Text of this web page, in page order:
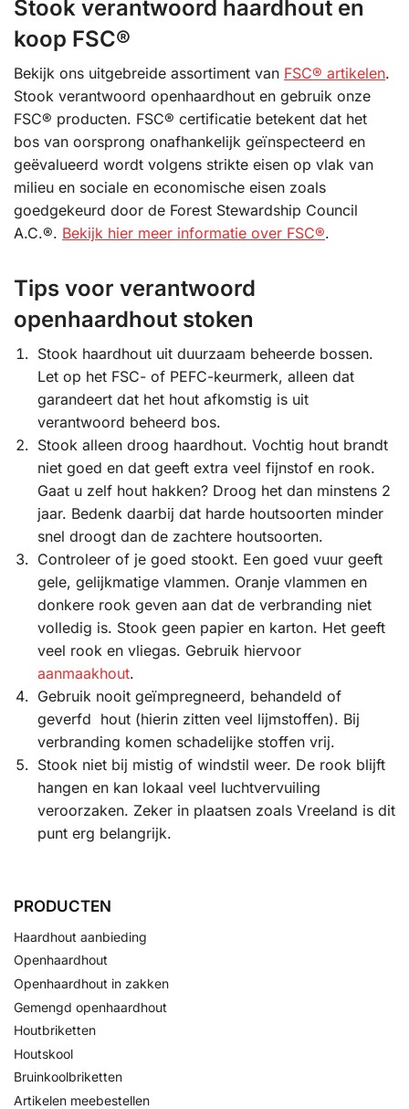
Stook verantwoord haardhout en
koop FSC®
Bekijk ons uitgebreide assortiment van FSC® artikelen.
Stook verantwoord openhaardhout en gebruik onze
FSC® producten. FSC® certificatie betekent dat het
bos van oorsprong onafhankelijk geïnspecteerd en
geëvalueerd wordt volgens strikte eisen op vlak van
milieu en sociale en economische eisen zoals
goedgekeurd door de Forest Stewardship Council
A.C.®. Bekijk hier meer informatie over FSC®.
Tips voor verantwoord
openhaardhout stoken
Stook haardhout uit duurzaam beheerde bossen.
Let op het FSC- of PEFC-keurmerk, alleen dat
garandeert dat het hout afkomstig is uit
verantwoord beheerd bos.
Stook alleen droog haardhout. Vochtig hout brandt
niet goed en dat geeft extra veel fijnstof en rook.
Gaat u zelf hout hakken? Droog het dan minstens 2
jaar. Bedenk daarbij dat harde houtsoorten minder
snel droogt dan de zachtere houtsoorten.
Controleer of je goed stookt. Een goed vuur geeft
gele, gelijkmatige vlammen. Oranje vlammen en
donkere rook geven aan dat de verbranding niet
volledig is. Stook geen papier en karton. Het geeft
veel rook en vliegas. Gebruik hiervoor
aanmaakhout.
Gebruik nooit geïmpregneerd, behandeld of
geverfd hout (hierin zitten veel lijmstoffen). Bij
verbranding komen schadelijke stoffen vrij.
Stook niet bij mistig of windstil weer. De rook blijft
hangen en kan lokaal veel luchtvervuiling
veroorzaken. Zeker in plaatsen zoals Vreeland is dit
punt erg belangrijk.
PRODUCTEN
Haardhout aanbieding
Openhaardhout
Openhaardhout in zakken
Gemengd openhaardhout
Houtbriketten
Houtskool
Bruinkoolbriketten
Artikelen meebestellen